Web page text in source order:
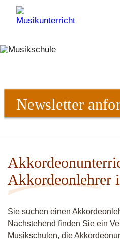
Newsletter
Akkordeonlehrer
Sie suchen einen
Nachstehend finden Sie ein
Musikschulen, die